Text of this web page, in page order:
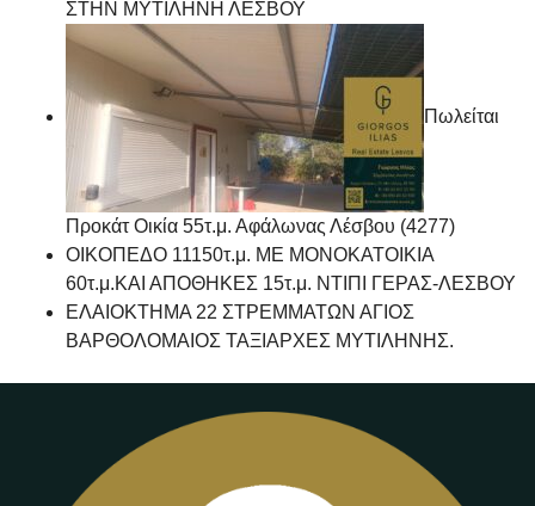
ΣΤΗΝ ΜΥΤΙΛΗΝΗ ΛΕΣΒΟΥ
Πωλείται
Προκάτ Οικία 55τ.μ. Αφάλωνας Λέσβου (4277)
ΟΙΚΟΠΕΔΟ 11150τ.μ. ΜΕ ΜΟΝΟΚΑΤΟΙΚΙΑ
60τ.μ.ΚΑΙ ΑΠΟΘΗΚΕΣ 15τ.μ. ΝΤΙΠΙ ΓΕΡΑΣ-ΛΕΣΒΟΥ
ΕΛΑΙΟΚΤΗΜΑ 22 ΣΤΡΕΜΜΑΤΩΝ ΑΓΙΟΣ
ΒΑΡΘΟΛΟΜΑΙΟΣ ΤΑΞΙΑΡΧΕΣ ΜΥΤΙΛΗΝΗΣ.